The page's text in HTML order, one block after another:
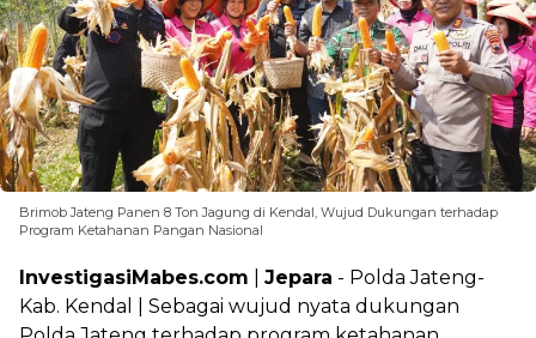
Brimob Jateng Panen 8 Ton Jagung di Kendal, Wujud Dukungan terhadap
Program Ketahanan Pangan Nasional
InvestigasiMabes.com Jepara - Polda Jateng-
Kab. Kendal | Sebagai wujud nyata dukungan